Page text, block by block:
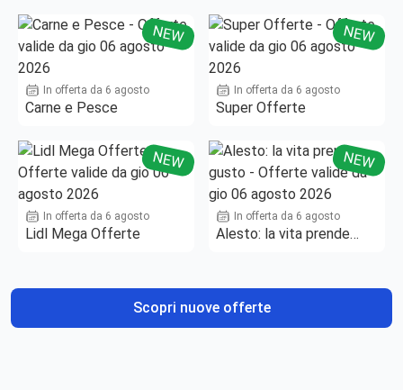
NEW
In offerta da 6 agosto
Carne e Pesce
NEW
In offerta da 6 agosto
Super Offerte
NEW
In offerta da 6 agosto
Lidl Mega Offerte
NEW
In offerta da 6 agosto
Alesto: la vita prende
Scopri nuove offerte